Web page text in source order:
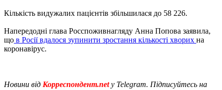
Кількість видужалих пацієнтів збільшилася до 58 226.
Напередодні глава Росспоживнагляду Анна Попова заявила,
що в Росії вдалося зупинити зростання кількості хворих на
коронавірус.
Новини від Корреспондент.net у Telegram. Підписуйтесь на